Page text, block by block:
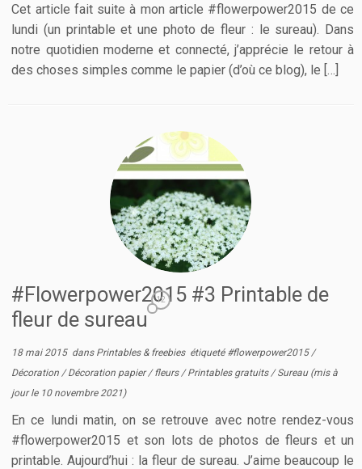
Cet article fait suite à mon article #flowerpower2015 de ce
lundi (un printable et une photo de fleur : le sureau). Dans
notre quotidien moderne et connecté, j’apprécie le retour à
des choses simples comme le papier (d’où ce blog), le […]
#Flowerpower2015 #3 Printable de
fleur de sureau
12
18 mai 2015dans Printables & freebies étiqueté #flowerpower2015 /
Décoration /Décoration papier/fleurs /Printables gratuits /Sureau (mis à
jour le 10 novembre 2021)
En ce lundi matin, on se retrouve avec notre rendez-vous
#flowerpower2015 et son lots de photos de fleurs et un
printable. Aujourd’hui : la fleur de sureau. J’aime beaucoup le